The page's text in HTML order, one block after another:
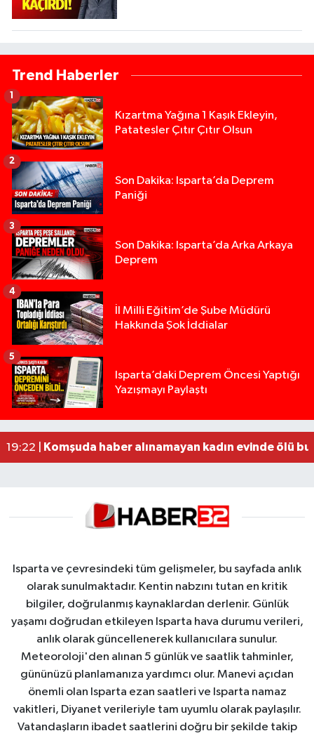
Trend Haberler
Kızartma Yağına 1 Kaşık Ekleyin,
Patatesler Çıtır Çıtır Olsun
1
Son Dakika: Isparta’da Deprem
Paniği
2
Son Dakika: Isparta’da Arka Arkaya
Deprem
3
İl Milli Eğitim’de Şube Müdürü
Hakkında Şok İddialar
4
Isparta’daki Deprem Öncesi Yaptığı
Yazışmayı Paylaştı
5
13:00 |Yığılca'da kardeşler arasındaki silahlı kavgada
12:48 |Tur teknesi çalışanlarının birbirine girdiği kavga
02:26 |MOTOSİKLETLE ÇARPIŞAN OTOMOBİL GÜL
19:22 |
Komşuda haber alınamayan kadın evinde ölü
Isparta ve çevresindeki tüm gelişmeler, bu sayfada anlık
olarak sunulmaktadır. Kentin nabzını tutan en kritik
bilgiler, doğrulanmış kaynaklardan derlenir. Günlük
yaşamı doğrudan etkileyen Isparta hava durumu verileri,
anlık olarak güncellenerek kullanıcılara sunulur.
Meteoroloji'den alınan 5 günlük ve saatlik tahminler,
gününüzü planlamanıza yardımcı olur. Manevi açıdan
önemli olan Isparta ezan saatleri ve Isparta namaz
vakitleri, Diyanet verileriyle tam uyumlu olarak paylaşılır.
Vatandaşların ibadet saatlerini doğru bir şekilde takip